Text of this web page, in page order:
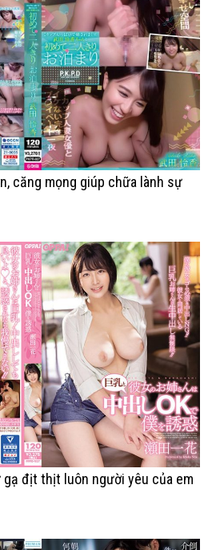
căng mọng giúp chữa lành sự
gạ địt thịt luôn người yêu của em